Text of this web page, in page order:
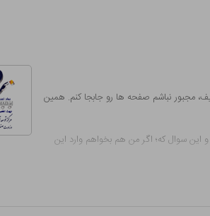
مجبور نباشم صفحه ها رو جابجا کنم. همین
این سوال که؛ اگر من هم بخواهم وارد این